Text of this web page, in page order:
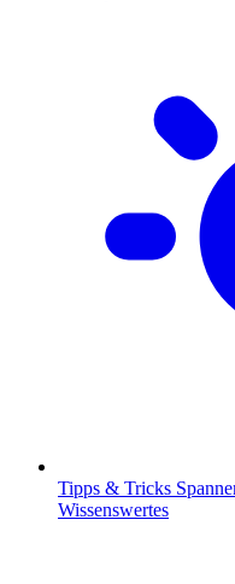
Tipps & Tricks
Wissenswertes